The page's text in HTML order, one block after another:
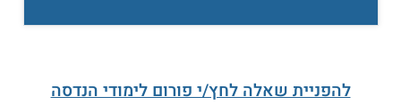
להפניית שאלה לחץ/י פורום לימודי הנדסה